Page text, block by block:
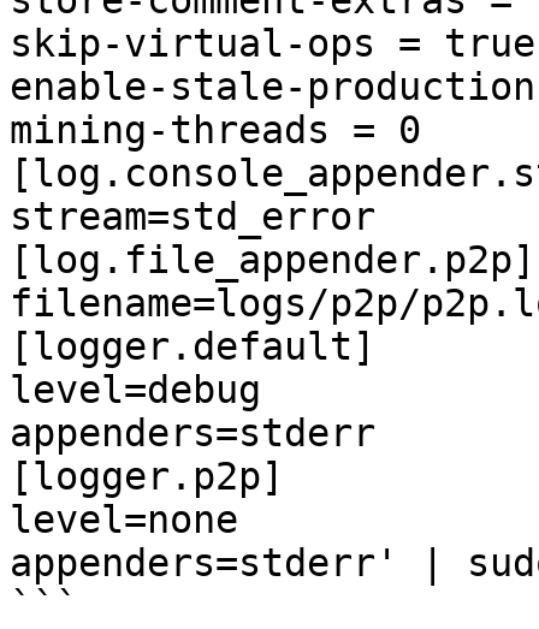
skip-virtual-ops = true
enable-stale-
mining-threads = 0
stream=std_error
[log.file_appender.p2p]
filename=logs/p2p/
[logger.default]
level=debug
appenders=stderr
[logger.p2p]
level=none
appenders=stderr' |
```